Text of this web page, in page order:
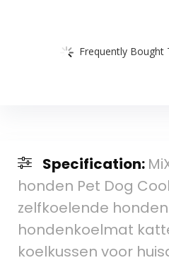
Frequently Bought
Specification:
honden Pet Dog
zelfkoelende
hondenkoelmat
koelkussen voor